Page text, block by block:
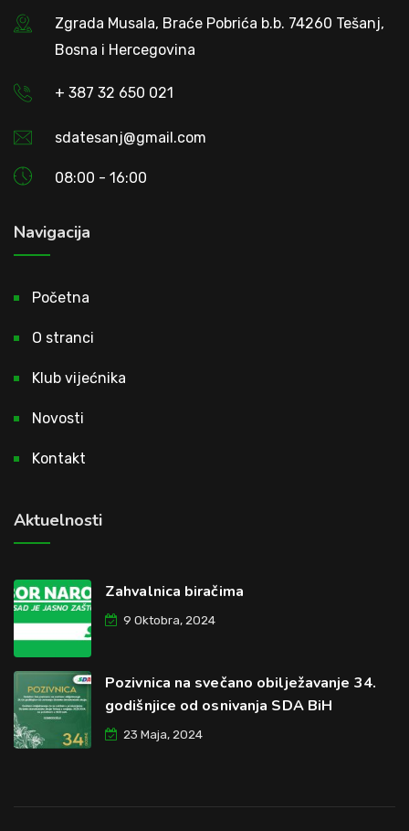
Zgrada Musala, Braće Pobrića b.b. 74260 Tešanj,
Bosna i Hercegovina
+ 387 32 650 021
sdatesanj@gmail.com
08:00 - 16:00
Navigacija
Početna
O stranci
Klub vijećnika
Novosti
Kontakt
Aktuelnosti
Zahvalnica biračima
9 Oktobra, 2024
Pozivnica na svečano obilježavanje 34.
godišnjice od osnivanja SDA BiH
23 Maja, 2024